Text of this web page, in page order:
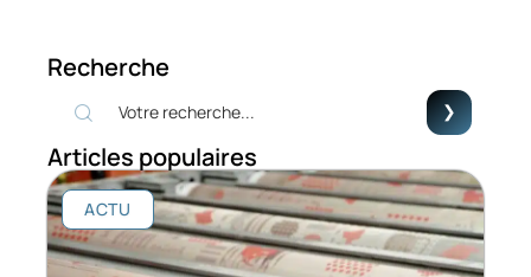
Recherche
Articles populaires
ACTU